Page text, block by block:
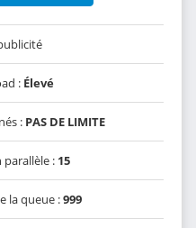
: Élevé
: PAS DE LIMITE
: 15
la queue :999